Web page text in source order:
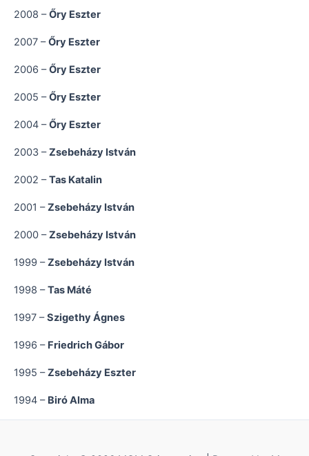
2008 –Őry Eszter
2007 –Őry Eszter
2006 –Őry Eszter
2005 –Őry Eszter
2004 –Őry Eszter
2003 –Zsebeházy István
2002 –Tas Katalin
2001 –Zsebeházy István
2000 –Zsebeházy István
1999 –Zsebeházy István
1998 –Tas Máté
1997 –Szigethy Ágnes
1996 – Friedrich Gábor
1995 –Zsebeházy Eszter
1994 – Biró Alma